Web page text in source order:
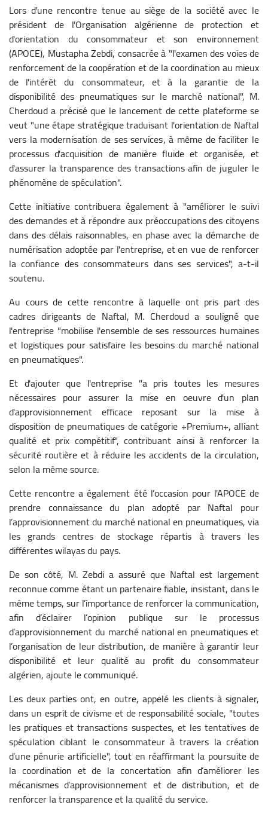
Lors d'une rencontre tenue au siège de la société avec le
président de l'Organisation algérienne de protection et
d'orientation du consommateur et son environnement
(APOCE), Mustapha Zebdi, consacrée à "l'examen des voies de
renforcement de la coopération et de la coordination au mieux
de l'intérêt du consommateur, et à la garantie de la
disponibilité des pneumatiques sur le marché national", M.
Cherdoud a précisé que le lancement de cette plateforme se
veut "une étape stratégique traduisant l'orientation de Naftal
vers la modernisation de ses services, à même de faciliter le
processus d'acquisition de manière fluide et organisée, et
d'assurer la transparence des transactions afin de juguler le
phénomène de spéculation".
Cette initiative contribuera également à "améliorer le suivi
des demandes et à répondre aux préoccupations des citoyens
dans des délais raisonnables, en phase avec la démarche de
numérisation adoptée par l'entreprise, et en vue de renforcer
la confiance des consommateurs dans ses services", a-t-il
soutenu.
Au cours de cette rencontre à laquelle ont pris part des
cadres dirigeants de Naftal, M. Cherdoud a souligné que
l'entreprise "mobilise l'ensemble de ses ressources humaines
et logistiques pour satisfaire les besoins du marché national
en pneumatiques".
Et d'ajouter que l'entreprise "a pris toutes les mesures
nécessaires pour assurer la mise en oeuvre d'un plan
d'approvisionnement efficace reposant sur la mise à
disposition de pneumatiques de catégorie +Premium+, alliant
qualité et prix compétitif", contribuant ainsi à renforcer la
sécurité routière et à réduire les accidents de la circulation,
selon la même source.
Cette rencontre a également été l’occasion pour l'APOCE de
prendre connaissance du plan adopté par Naftal pour
l’approvisionnement du marché national en pneumatiques, via
les grands centres de stockage répartis à travers les
différentes wilayas du pays.
De son côté, M. Zebdi a assuré que Naftal est largement
reconnue comme étant un partenaire fiable, insistant, dans le
même temps, sur l’importance de renforcer la communication,
afin d’éclairer l’opinion publique sur le processus
d’approvisionnement du marché national en pneumatiques et
l’organisation de leur distribution, de manière à garantir leur
disponibilité et leur qualité au profit du consommateur
algérien, ajoute le communiqué.
Les deux parties ont, en outre, appelé les clients à signaler,
dans un esprit de civisme et de responsabilité sociale, "toutes
les pratiques et transactions suspectes, et les tentatives de
spéculation ciblant le consommateur à travers la création
d’une pénurie artificielle", tout en réaffirmant la poursuite de
la coordination et de la concertation afin d’améliorer les
mécanismes d’approvisionnement et de distribution, et de
renforcer la transparence et la qualité du service.